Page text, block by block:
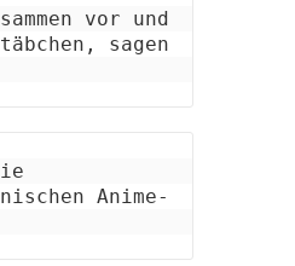
vor und
sagen
Anime-